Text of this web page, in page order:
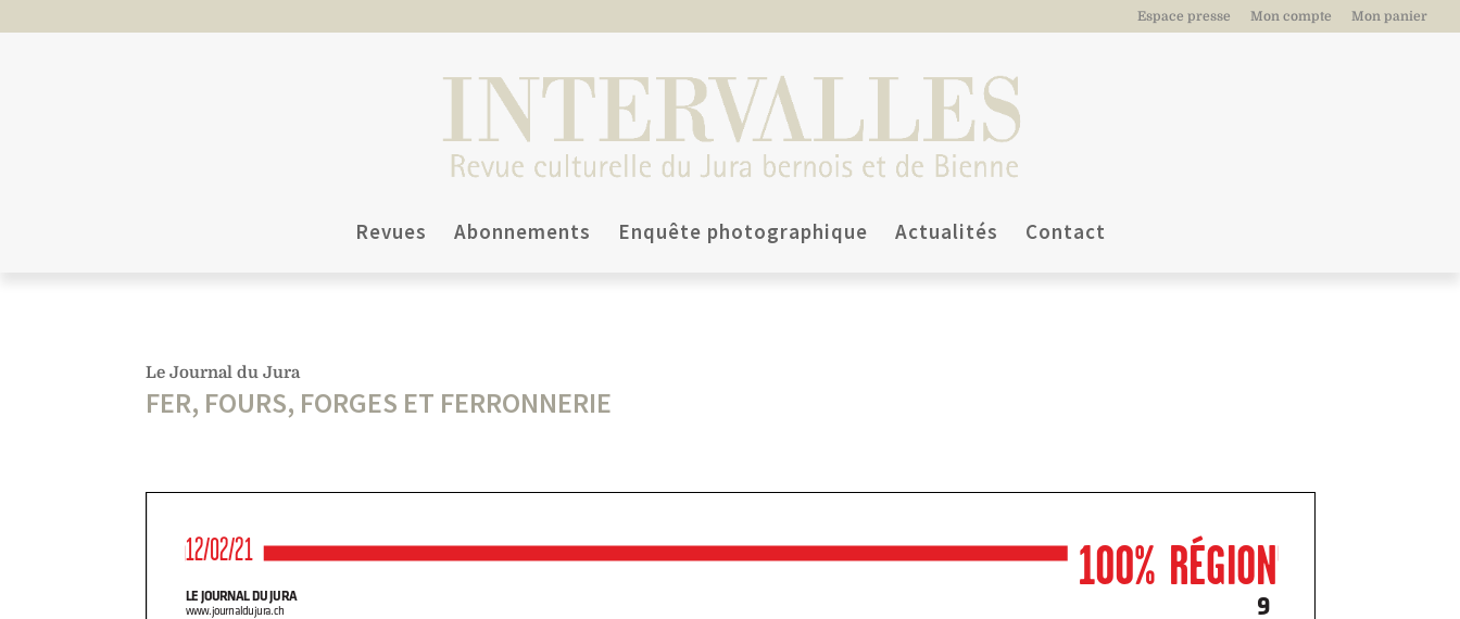
Espace presse Mon compte Mon panier
Revues Abonnements Enquête photographique Actualités Contact
Le Journal du Jura
FER, FOURS, FORGES ET FERRONNERIE